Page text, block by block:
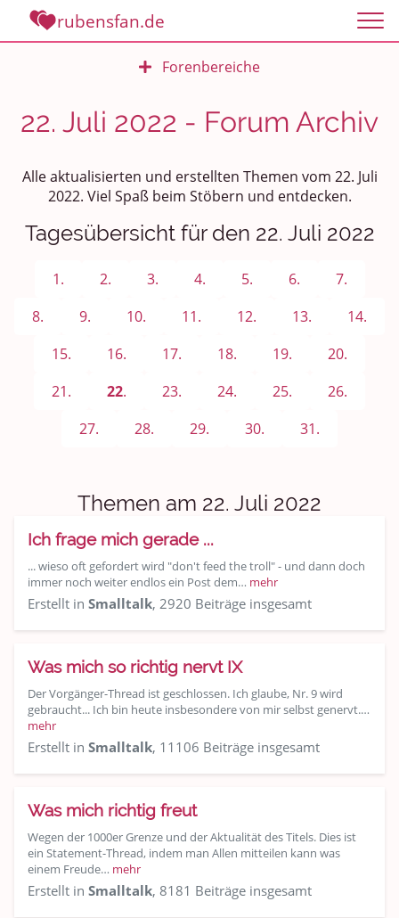
rubensfan.de
Forenbereiche
Rundum Leben
Smalltalk
Persönliches
Treffen und Stammtische
Ü100 Party - Fanecke
Gesundheit & Wellness
Sport & Freizeit
Kochen, Backen und Genießen
Anregungen und Support
Gewicht reduzieren
Archiv
22. Juli 2022 - Forum Archiv
Alle aktualisierten und erstellten Themen vom 22. Juli
2022. Viel Spaß beim Stöbern und entdecken.
Tagesübersicht für den 22. Juli 2022
1. 2. 3. 4. 5. 6.
7.
8.
9. 10. 11. 12. 13.
14.
15.
16. 17. 18. 19.
20.
21.
22. 23. 24. 25.
26.
27.
28. 29. 30. 31.
Themen am 22. Juli 2022
Ich frage mich gerade ...
... wieso oft gefordert wird "don't feed the troll" - und dann doch
immer noch weiter endlos ein Post dem… mehr
Erstellt in Smalltalk, 2920 Beiträge insgesamt
Was mich so richtig nervt IX
Der Vorgänger-Thread ist geschlossen. Ich glaube, Nr. 9 wird
gebraucht... Ich bin heute insbesondere von mir selbst genervt.…
mehr
Erstellt in Smalltalk, 11106 Beiträge insgesamt
Was mich richtig freut
Wegen der 1000er Grenze und der Aktualität des Titels. Dies ist
ein Statement-Thread, indem man Allen mitteilen kann was
einem Freude… mehr
Erstellt in Smalltalk, 8181 Beiträge insgesamt